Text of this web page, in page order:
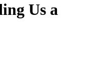
Us a